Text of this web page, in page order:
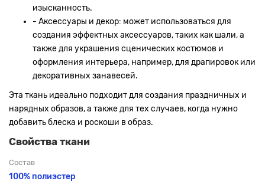
изысканность.
- Аксессуары и декор: может использоваться для
создания эффектных аксессуаров, таких как шали, а
также для украшения сценических костюмов и
оформления интерьера, например, для драпировок или
декоративных занавесей.
Эта ткань идеально подходит для создания праздничных и
нарядных образов, а также для тех случаев, когда нужно
добавить блеска и роскоши в образ.
Свойства ткани
Состав
100% полиэстер